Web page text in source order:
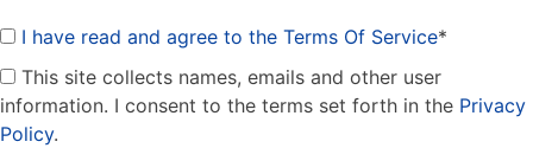
I have read and agree to the Terms Of Service*
This site collects names, emails and other user
information. I consent to the terms set forth in the Privacy
Policy.